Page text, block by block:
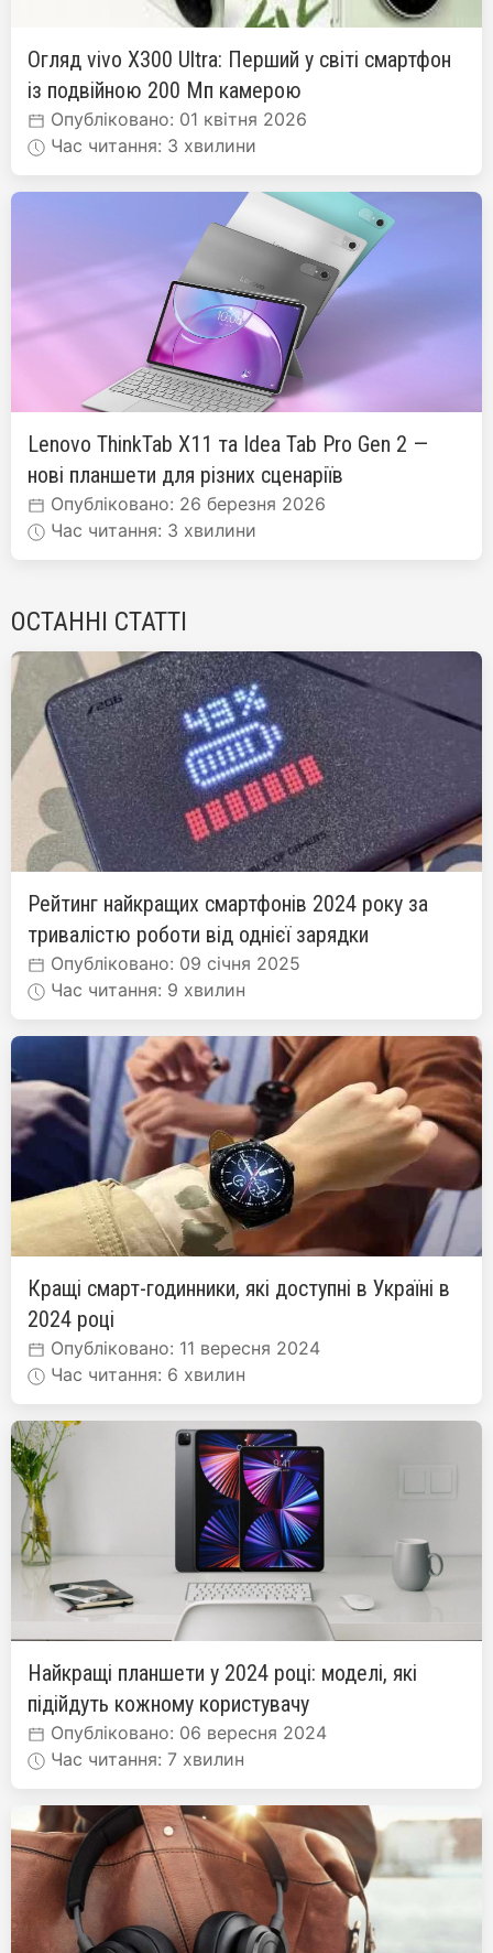
Огляд vivo X300 Ultra: Перший у світі смартфон
із подвійною 200 Мп камерою
Опубліковано: 01 квітня 2026
Час читання: 3 хвилини
Lenovo ThinkTab X11 та Idea Tab Pro Gen 2 —
нові планшети для різних сценаріїв
Опубліковано: 26 березня 2026
Час читання: 3 хвилини
ОСТАННІ СТАТТІ
Рейтинг найкращих смартфонів 2024 року за
тривалістю роботи від однієї зарядки
Опубліковано: 09 січня 2025
Час читання: 9 хвилин
Кращі смарт-годинники, які доступні в Україні в
2024 році
Опубліковано: 11 вересня 2024
Час читання: 6 хвилин
Найкращі планшети у 2024 році: моделі, які
підійдуть кожному користувачу
Опубліковано: 06 вересня 2024
Час читання: 7 хвилин